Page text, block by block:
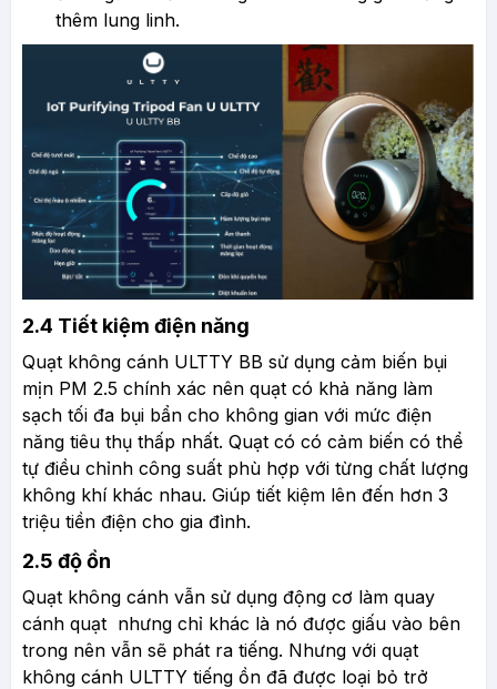
thêm lung linh.
2.4 Tiết kiệm điện năng
Quạt không cánh ULTTY BB sử dụng cảm biến bụi
mịn PM 2.5 chính xác nên quạt có khả năng làm
sạch tối đa bụi bẩn cho không gian với mức điện
năng tiêu thụ thấp nhất. Quạt có có cảm biến có thể
tự điều chỉnh công suất phù hợp với từng chất lượng
không khí khác nhau. Giúp tiết kiệm lên đến hơn 3
triệu tiền điện cho gia đình.
2.5 độ ồn
Quạt không cánh vẫn sử dụng động cơ làm quay
cánh quạt nhưng chỉ khác là nó được giấu vào bên
trong nên vẫn sẽ phát ra tiếng. Nhưng với quạt
không cánh ULTTY tiếng ồn đã được loại bỏ trở